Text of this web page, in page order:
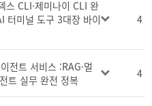
스 CLI·제미나이 CLI 완
터미널 도구 3대장 바이
4
전트 서비스 :RAG·멀
트 실무 완전 정복
4